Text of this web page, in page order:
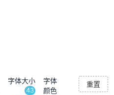
字体大小
43
字体
颜色
重置